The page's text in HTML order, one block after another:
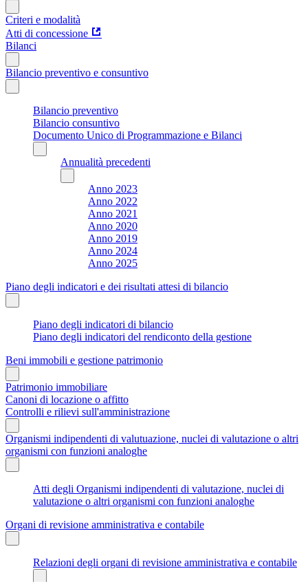
Criteri e modalità
Atti di concessione
Bilanci
Bilancio preventivo e consuntivo
Bilancio preventivo
Bilancio consuntivo
Documento Unico di Programmazione e Bilanci
Annualità precedenti
Anno 2023
Anno 2022
Anno 2021
Anno 2020
Anno 2019
Anno 2024
Anno 2025
Piano degli indicatori e dei risultati attesi di bilancio
Piano degli indicatori di bilancio
Piano degli indicatori del rendiconto della gestione
Beni immobili e gestione patrimonio
Patrimonio immobiliare
Canoni di locazione o affitto
Controlli e rilievi sull'amministrazione
Organismi indipendenti di valutuazione, nuclei di valutazione o altri
organismi con funzioni analoghe
Atti degli Organismi indipendenti di valutazione, nuclei di
valutazione o altri organismi con funzioni analoghe
Organi di revisione amministrativa e contabile
Relazioni degli organi di revisione amministrativa e contabile